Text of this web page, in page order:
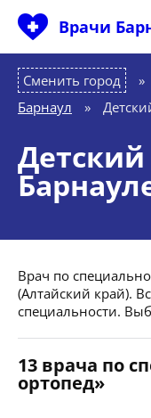
Врачи
Сменить город
Барнаул
»
Детский
Врач по
(Алтайский край).
специальности.
13 врача по
ортопед»